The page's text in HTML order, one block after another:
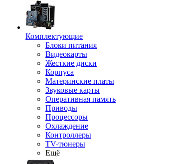
Комплектующие
Блоки питания
Видеокарты
Жесткие диски
Корпуса
Материнские платы
Звуковые карты
Оперативная память
Приводы
Процессоры
Охлаждение
Контроллеры
TV-тюнеры
Ещё